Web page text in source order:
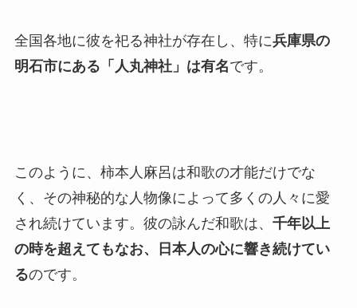
全国各地に彼を祀る神社が存在し、特に兵庫県の
明石市にある「人丸神社」は有名です。
このように、柿本人麻呂は和歌の才能だけでな
く、その神秘的な人物像によって多くの人々に愛
され続けています。彼の詠んだ和歌は、 千年以上
の時を超えてもなお、日本人の心に響き続けてい
るのです。